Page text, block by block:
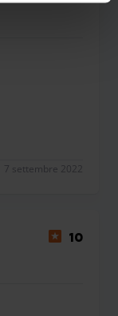
7 settembre 2022
10